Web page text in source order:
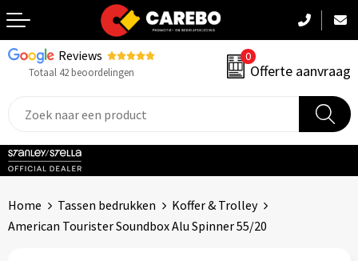
Reviews
Totaal 42 beoordelingen
0
Offerte aanvraag
Terug
Sportkleding
Home Tassen bedrukken
Koffer & Trolley
American Tourister Soundbox Alu Spinner 55/20